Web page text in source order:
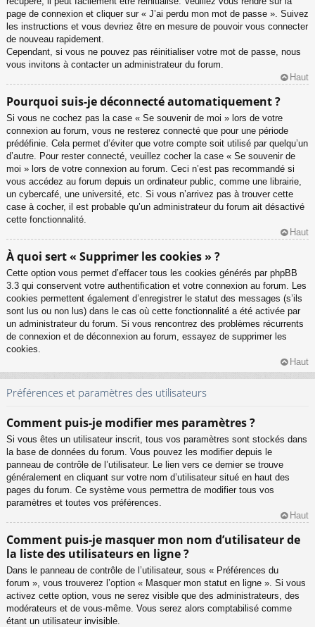
page de connexion et cliquer sur « J’ai perdu mon mot de passe ». Suivez
les instructions et vous devriez être en mesure de pouvoir vous connecter
de nouveau rapidement.
Cependant, si vous ne pouvez pas réinitialiser votre mot de passe, nous
vous invitons à contacter un administrateur du forum.
Haut
Pourquoi suis-je déconnecté automatiquement ?
Si vous ne cochez pas la case « Se souvenir de moi » lors de votre
connexion au forum, vous ne resterez connecté que pour une période
prédéfinie. Cela permet d’éviter que votre compte soit utilisé par quelqu’un
d’autre. Pour rester connecté, veuillez cocher la case « Se souvenir de
moi » lors de votre connexion au forum. Ceci n’est pas recommandé si
vous accédez au forum depuis un ordinateur public, comme une librairie,
un cybercafé, une université, etc. Si vous n’arrivez pas à trouver cette
case à cocher, il est probable qu’un administrateur du forum ait désactivé
cette fonctionnalité.
Haut
À quoi sert « Supprimer les cookies » ?
Cette option vous permet d’effacer tous les cookies générés par phpBB
3.3 qui conservent votre authentification et votre connexion au forum. Les
cookies permettent également d’enregistrer le statut des messages (s’ils
sont lus ou non lus) dans le cas où cette fonctionnalité a été activée par
un administrateur du forum. Si vous rencontrez des problèmes récurrents
de connexion et de déconnexion au forum, essayez de supprimer les
cookies.
Haut
Préférences et paramètres des utilisateurs
Comment puis-je modifier mes paramètres ?
Si vous êtes un utilisateur inscrit, tous vos paramètres sont stockés dans
la base de données du forum. Vous pouvez les modifier depuis le
panneau de contrôle de l’utilisateur. Le lien vers ce dernier se trouve
généralement en cliquant sur votre nom d’utilisateur situé en haut des
pages du forum. Ce système vous permettra de modifier tous vos
paramètres et toutes vos préférences.
Haut
Comment puis-je masquer mon nom d’utilisateur de
la liste des utilisateurs en ligne ?
Dans le panneau de contrôle de l’utilisateur, sous « Préférences du
forum », vous trouverez l’option « Masquer mon statut en ligne ». Si vous
activez cette option, vous ne serez visible que des administrateurs, des
modérateurs et de vous-même. Vous serez alors comptabilisé comme
étant un utilisateur invisible.